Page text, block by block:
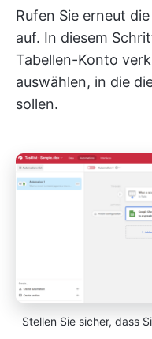
Rufen Sie erneut
auf. In diesem
Tabellen-Konto
auswählen, in die
sollen.
Stellen Sie sicher, dass